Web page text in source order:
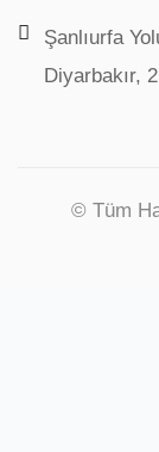
Şanlıurfa
Diyarbakır,
© Tüm